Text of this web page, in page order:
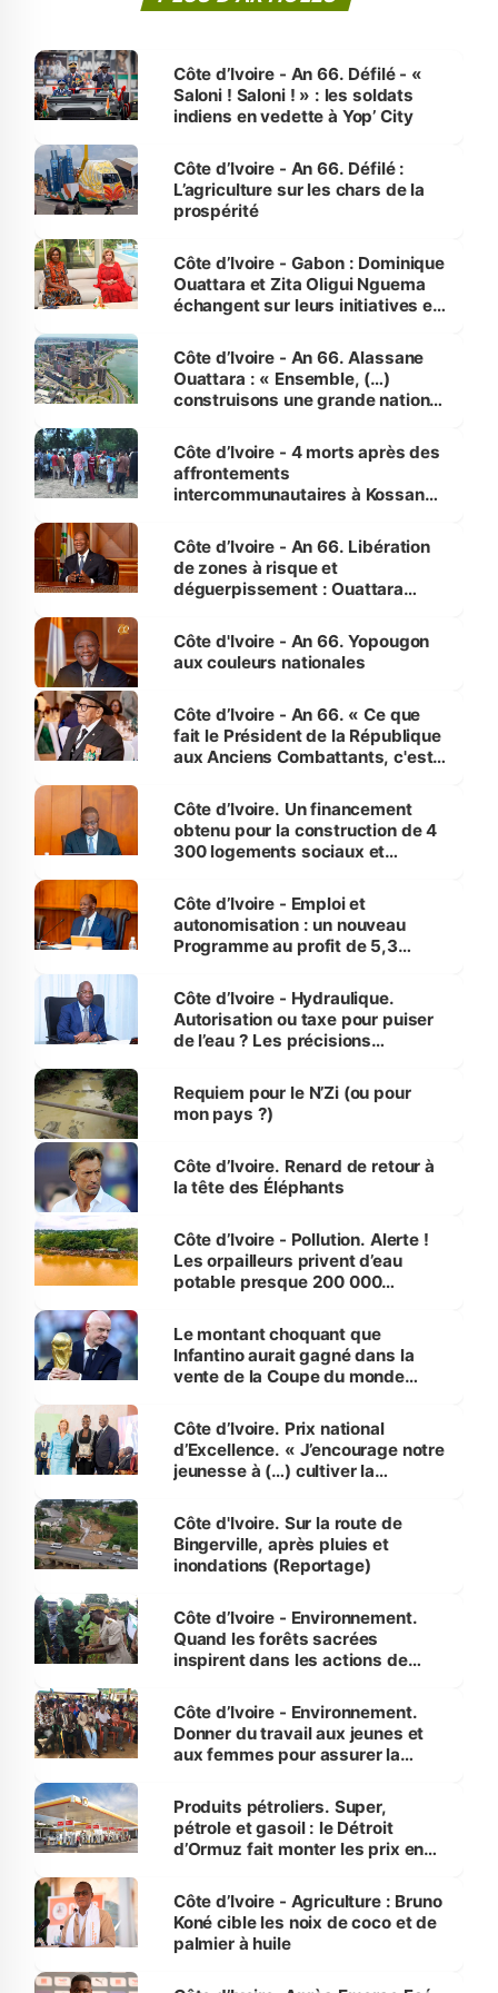
Côte d’Ivoire - An 66. Défilé - «
Saloni ! Saloni ! » : les soldats
indiens en vedette à Yop’ City
Côte d’Ivoire - An 66. Défilé :
L’agriculture sur les chars de la
prospérité
Côte d’Ivoire - Gabon : Dominique
Ouattara et Zita Oligui Nguema
échangent sur leurs initiatives en
enfants
Côte d’Ivoire - An 66. Alassane
Ouattara : « Ensemble, (…)
construisons une grande nation
générations futures »
Côte d’Ivoire - 4 morts après des
affrontements
intercommunautaires à Kossandji
milieu des sinistrés
Côte d’Ivoire - An 66. Libération
de zones à risque et
déguerpissement : Ouattara
l'Etat de droit pour préserver les
vies humaines »
Côte d'Ivoire - An 66. Yopougon
aux couleurs nationales
Côte d’Ivoire - An 66. « Ce que
fait le Président de la République
aux Anciens Combattants, c'est
Côte d’Ivoire. Un financement
obtenu pour la construction de 4
300 logements sociaux et
et Yamoussoukro
Côte d’Ivoire - Emploi et
autonomisation : un nouveau
Programme au profit de 5,3
Côte d’Ivoire - Hydraulique.
Autorisation ou taxe pour puiser
de l’eau ? Les précisions
Requiem pour le N’Zi (ou pour
mon pays ?)
Côte d’Ivoire. Renard de retour à
la tête des Éléphants
Côte d’Ivoire - Pollution. Alerte !
Les orpailleurs privent d’eau
potable presque 200 000
Le montant choquant que
Infantino aurait gagné dans la
vente de la Coupe du monde
Côte d’Ivoire. Prix national
d’Excellence. « J’encourage notre
jeunesse à (…) cultiver la
(Alassane Ouattara
Côte d'Ivoire. Sur la route de
Bingerville, après pluies et
inondations (Reportage)
Côte d’Ivoire - Environnement.
Quand les forêts sacrées
inspirent dans les actions de
Côte d’Ivoire - Environnement.
Donner du travail aux jeunes et
aux femmes pour assurer la
menacées
Produits pétroliers. Super,
pétrole et gasoil : le Détroit
d’Ormuz fait monter les prix en
Côte d’Ivoire - Agriculture : Bruno
Koné cible les noix de coco et de
palmier à huile